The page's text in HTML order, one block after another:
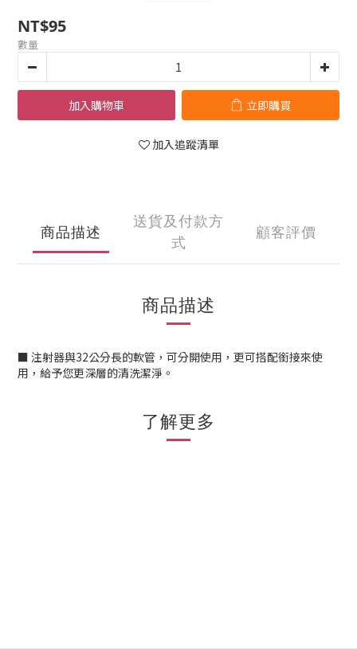
NT$95
數量
加入購物車 立即購買
加入追蹤清單
商品描述
送貨及付款方
式
顧客評價
商品描述
■ 注射器與32公分長的軟管，可分開使用，更可搭配銜接來使
用，給予您更深層的清洗潔淨。
了解更多